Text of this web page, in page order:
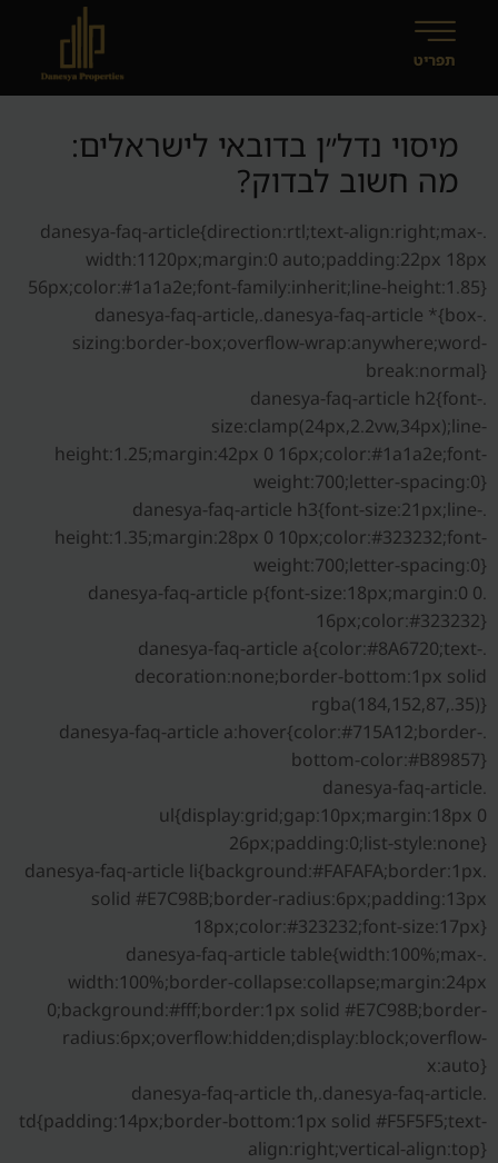
מיסוי נדל״ן בדובאי לישראלים:
מה חשוב לבדוק?
.danesya-faq-article{direction:rtl;text-align:right;max-
width:1120px;margin:0 auto;padding:22px 18px
56px;color:#1a1a2e;font-family:inherit;line-height:1.85}
.danesya-faq-article,.danesya-faq-article *{box-
sizing:border-box;overflow-wrap:anywhere;word-
break:normal}
.danesya-faq-article h2{font-
size:clamp(24px,2.2vw,34px);line-
height:1.25;margin:42px 0 16px;color:#1a1a2e;font-
weight:700;letter-spacing:0}
.danesya-faq-article h3{font-size:21px;line-
height:1.35;margin:28px 0 10px;color:#323232;font-
weight:700;letter-spacing:0}
.danesya-faq-article p{font-size:18px;margin:0 0
16px;color:#323232}
.danesya-faq-article a{color:#8A6720;text-
decoration:none;border-bottom:1px solid
rgba(184,152,87,.35)}
.danesya-faq-article a:hover{color:#715A12;border-
bottom-color:#B89857}
.danesya-faq-article
ul{display:grid;gap:10px;margin:18px 0
26px;padding:0;list-style:none}
.danesya-faq-article li{background:#FAFAFA;border:1px
solid #E7C98B;border-radius:6px;padding:13px
18px;color:#323232;font-size:17px}
.danesya-faq-article table{width:100%;max-
width:100%;border-collapse:collapse;margin:24px
0;background:#fff;border:1px solid #E7C98B;border-
radius:6px;overflow:hidden;display:block;overflow-
x:auto}
.danesya-faq-article th,.danesya-faq-article
td{padding:14px;border-bottom:1px solid #F5F5F5;text-
align:right;vertical-align:top}